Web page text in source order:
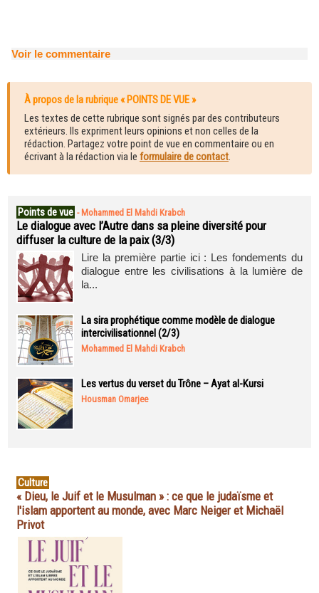
Voir le commentaire
À propos de la rubrique « POINTS DE VUE »
Les textes de cette rubrique sont signés par des contributeurs
extérieurs. Ils expriment leurs opinions et non celles de la
rédaction. Partagez votre point de vue en commentaire ou en
écrivant à la rédaction via le formulaire de contact.
Points de vue - Mohammed El Mahdi Krabch
Le dialogue avec l’Autre dans sa pleine diversité pour
diffuser la culture de la paix (3/3)
Lire la première partie ici : Les fondements du
dialogue entre les civilisations à la lumière de
la...
La sira prophétique comme modèle de dialogue
intercivilisationnel (2/3)
Mohammed El Mahdi Krabch
Les vertus du verset du Trône – Ayat al-Kursi
Housman Omarjee
Culture
« Dieu, le Juif et le Musulman » : ce que le judaïsme et
l'islam apportent au monde, avec Marc Neiger et Michaël
Privot